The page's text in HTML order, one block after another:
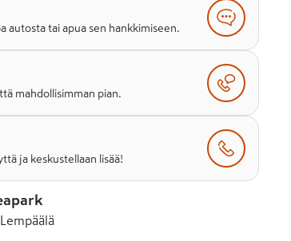
autosta tai apua sen hankkimiseen.
mahdollisimman pian.
ja keskustellaan lisää!